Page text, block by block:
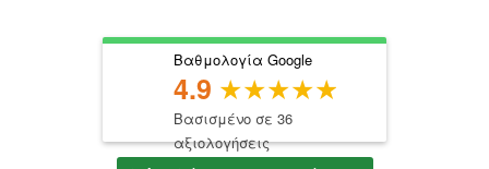
Βαθμολογία Google
4.9
Βασισμένο σε 36
αξιολογήσεις